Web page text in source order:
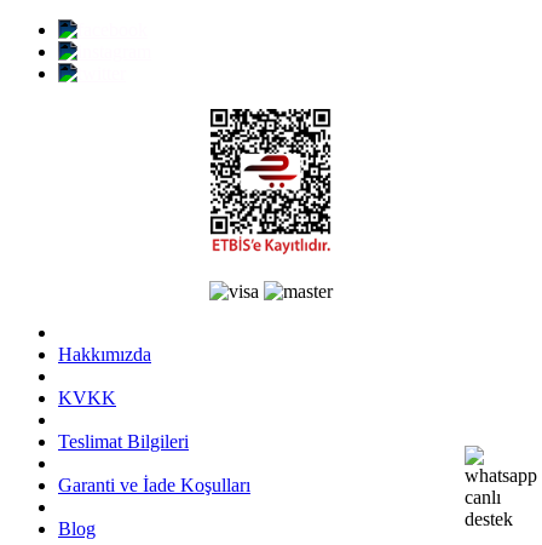
Hakkımızda
KVKK
Teslimat Bilgileri
Garanti ve İade Koşulları
Blog